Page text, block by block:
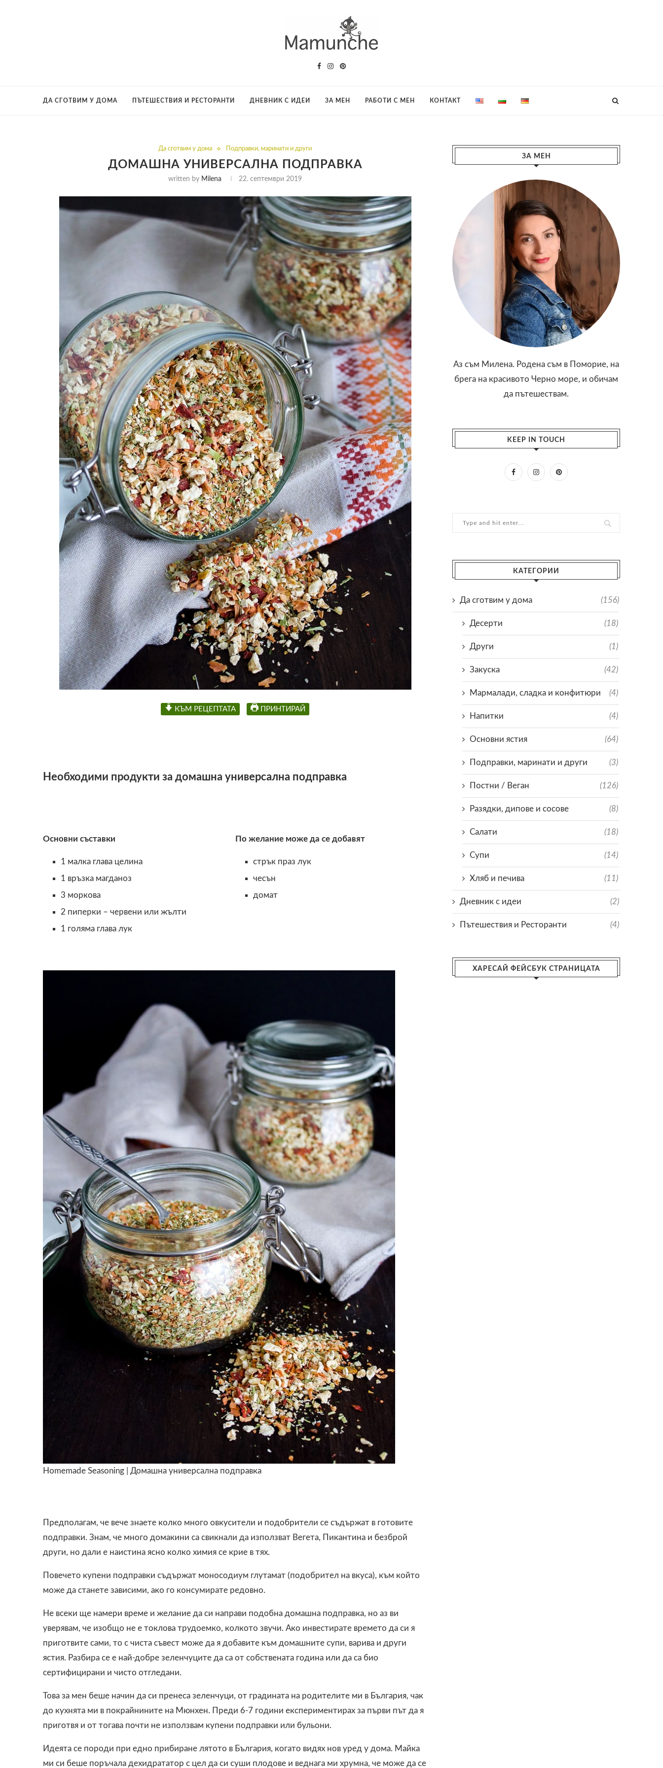
ДА СГОТВИМ У ДОМА ПЪТЕШЕСТВИЯ И РЕСТОРАНТИ ДНЕВНИК С ИДЕИ ЗА МЕН РАБОТИ С МЕН КОНТАКТ
Да сготвим у дома Подправки, маринати и други
ДОМАШНА УНИВЕРСАЛНА ПОДПРАВКА
written by Milena 22. септември 2019
КЪМ РЕЦЕПТАТА ПРИНТИРАЙ
Необходими продукти за домашна универсална подправка
Основни съставки
1 малка глава целина
1 връзка магданоз
3 моркова
2 пиперки – червени или жълти
1 голяма главa лук
По желание може да се добавят
стрък праз лук
чесън
домат
Homemade Seasoning | Домашна универсална подправка
Предполагам, че вече знаете колко много овкусители и подобрители се съдържат в готовите
подправки. Знам, че много домакини са свикнали да използват Вегета, Пикантина и безброй
други, но дали е наистина ясно колко химия се крие в тях.
Повечето купени подправки съдържат моносодиум глутамат (подобрител на вкуса), към който
може да станете зависими, ако го консумирате редовно.
Не всеки ще намери време и желание да си направи подобна домашна подправка, но аз ви
уверявам, че изобщо не е токлова трудоемко, колкото звучи. Ако инвестирате времето да си я
приготвите сами, то с чиста съвест може да я добавите към домашните супи, варива и други
ястия. Разбира се е най-добре зеленчуците да са от собствената година или да са био
сертифицирани и чисто отгледани.
Това за мен беше начин да си пренеса зеленчуци, от градината на родителите ми в България, чак
до кухнята ми в покрайнините на Мюнхен. Преди 6-7 години експериментирах за първи път да я
приготвя и от тогава почти не използвам купени подправки или бульони.
Идеята се породи при едно прибиране лятото в България, когато видях нов уред у дома. Майка
ми си беше поръчала дехидрататор с цел да си суши плодове и веднага ми хрумна, че може да се
ЗА МЕН
Аз съм Милена. Родена съм в Поморие, на
брега на красивото Черно море, и обичам
да пътешествам.
KEEP IN TOUCH
КАТЕГОРИИ
Да сготвим у дома (156)
Десерти (18)
Други (1)
Закуска (42)
Мармалади, сладка и конфитюри (4)
Напитки (4)
Основни ястия (64)
Подправки, маринати и други (3)
Постни / Веган (126)
Разядки, дипове и сосове (8)
Салати (18)
Супи (14)
Хляб и печива (11)
Дневник с идеи (2)
Пътешествия и Ресторанти (4)
ХАРЕСАЙ ФЕЙСБУК СТРАНИЦАТА